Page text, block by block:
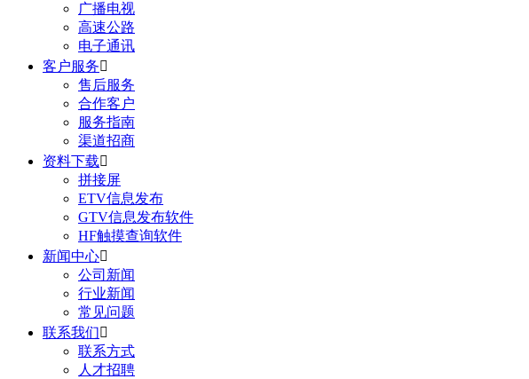
广播电视
高速公路
电子通讯
客户服务
售后服务
合作客户
服务指南
渠道招商
资料下载
拼接屏
ETV信息发布
GTV信息发布软件
HF触摸查询软件
新闻中心
公司新闻
行业新闻
常见问题
联系我们
联系方式
人才招聘